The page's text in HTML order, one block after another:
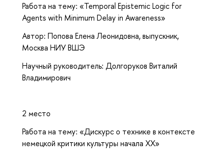
Работа на тему: «Temporal Epistemic Logic for
Agents with Minimum Delay in Awareness»
Автор: Попова Елена Леонидовна, выпускник,
Москва НИУ ВШЭ
Научный руководитель: Долгоруков Виталий
Владимирович
2 место
Работа на тему: «Дискурс о технике в контексте
немецкой критики культуры начала XX»